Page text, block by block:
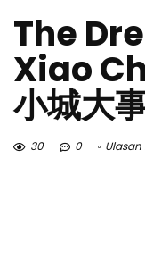
The
Xiao
小城大
30 0 Ulasan